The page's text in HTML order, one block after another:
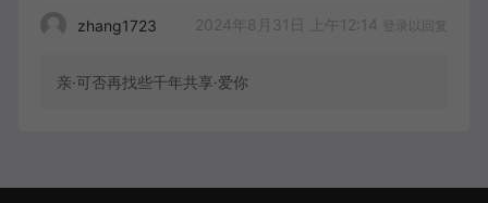
zhang1723 2024年8月31日 上午12:14 登录以回复
亲·可否再找些千年共享·爱你